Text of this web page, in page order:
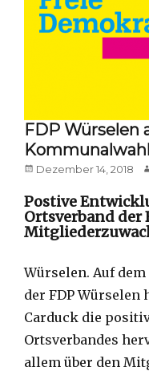
FDP
Posted
Dezember 14, 2018
Postive
Ortsverband der
Würselen. Auf
der FDP Würselen
Carduck die
Ortsverbandes
allem über den